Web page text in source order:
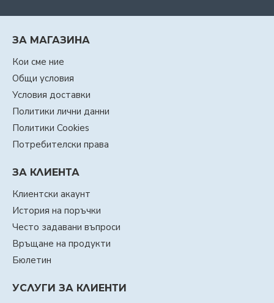
ЗА МАГАЗИНА
Кои сме ние
Общи условия
Условия доставки
Политики лични данни
Политики Cookies
Потребителски права
ЗА КЛИЕНТА
Клиентски акаунт
История на поръчки
Често задавани въпроси
Връщане на продукти
Бюлетин
УСЛУГИ ЗА КЛИЕНТИ